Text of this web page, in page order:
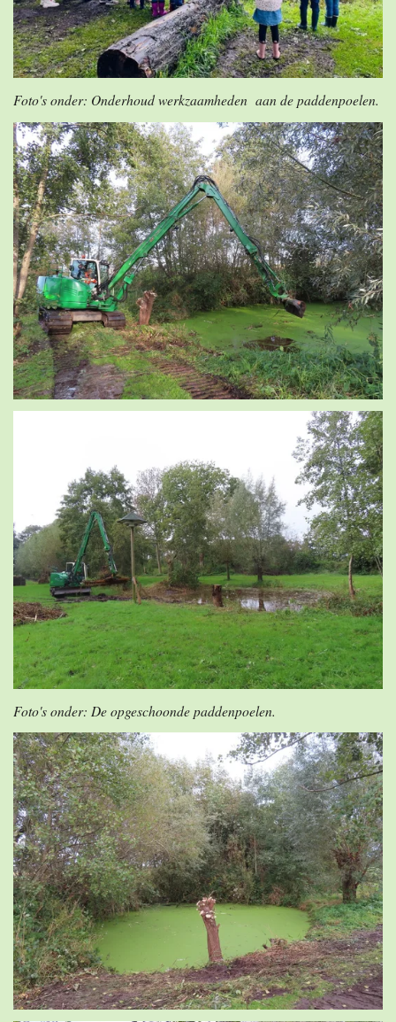
Foto's onder: Onderhoud werkzaamheden aan de paddenpoelen.
Foto's onder: De opgeschoonde paddenpoelen.